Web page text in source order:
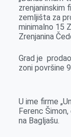
zrenjaninskim
zemljišta za
minimalno 15
Zrenjanina
Grad je
zoni površine
U ime firme
Ferenc
na Bagljašu.